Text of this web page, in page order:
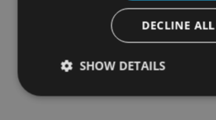
DECLINE ALL
SHOW DETAILS